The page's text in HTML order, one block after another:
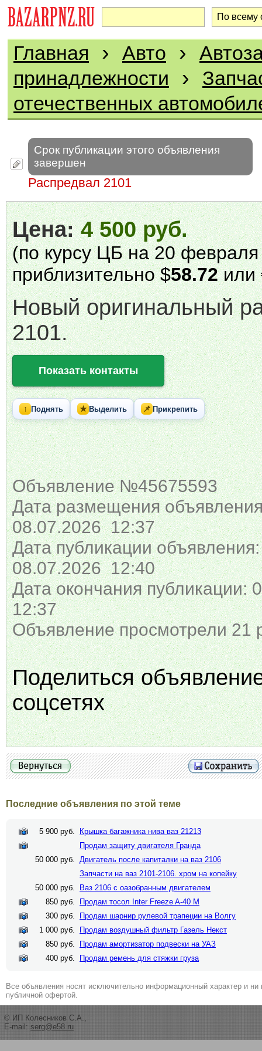
Главная › Авто ›
принадлежности
›
отечественных
Срок публикации этого объявления
завершен
Распредвал 2101
Цена:4 500 руб.
(по курсу ЦБ на 20 февраля
приблизительно $58.72или
Новый оригинальный
2101.
Показать контакты
↑ Поднять ★ Выделить 📌 Прикрепить
Объявление №45675593
Дата размещения
08.07.2026 12:37
Дата публикации объявления:
08.07.2026 12:40
Дата окончания публикации:
12:37
Объявление просмотрели 21
Поделиться
соцсетях
Последние объявления по этой теме
5 900 руб.
Крышка багажника нива ваз 21213
Продам защиту двигателя Гранда
50 000 руб. Двигатель после капиталки на ваз 2106
Запчасти на ваз 2101-2106. хром на копейку
50 000 руб.
Ваз 2106 с оазобранным двигателем
850 руб.
Продам тосол Inter Freeze A-40 M
300 руб.
Продам шарнир рулевой трапеции на Волгу
1 000 руб.
Продам воздушный фильтр Газель Некст
850 руб.
Продам амортизатор подвески на УАЗ
400 руб.
Продам ремень для стяжки груза
Все объявления носят исключительно информационный характер и ни
публичной офертой.
© ИП Колесников С.А.,
E-mail: serg@e58.ru